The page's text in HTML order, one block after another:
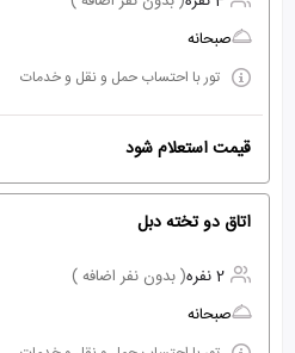
صبحانه
تور با احتساب حمل و نقل و خدمات
قیمت استعلام شود
اتاق دو تخته دبل
2 نفره
( بدون نفر اضافه )
صبحانه